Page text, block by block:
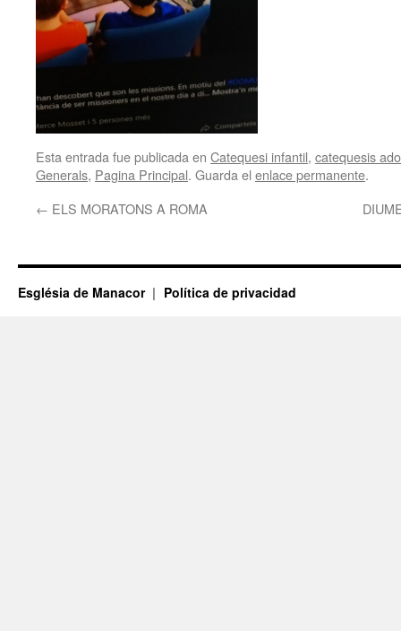
Esta entrada fue publicada en Catequesi infantil, catequesis
Generals, Pagina Principal. Guarda el enlace permanente.
← ELS MORATONS A ROMA
Església de Manacor Política de privacidad